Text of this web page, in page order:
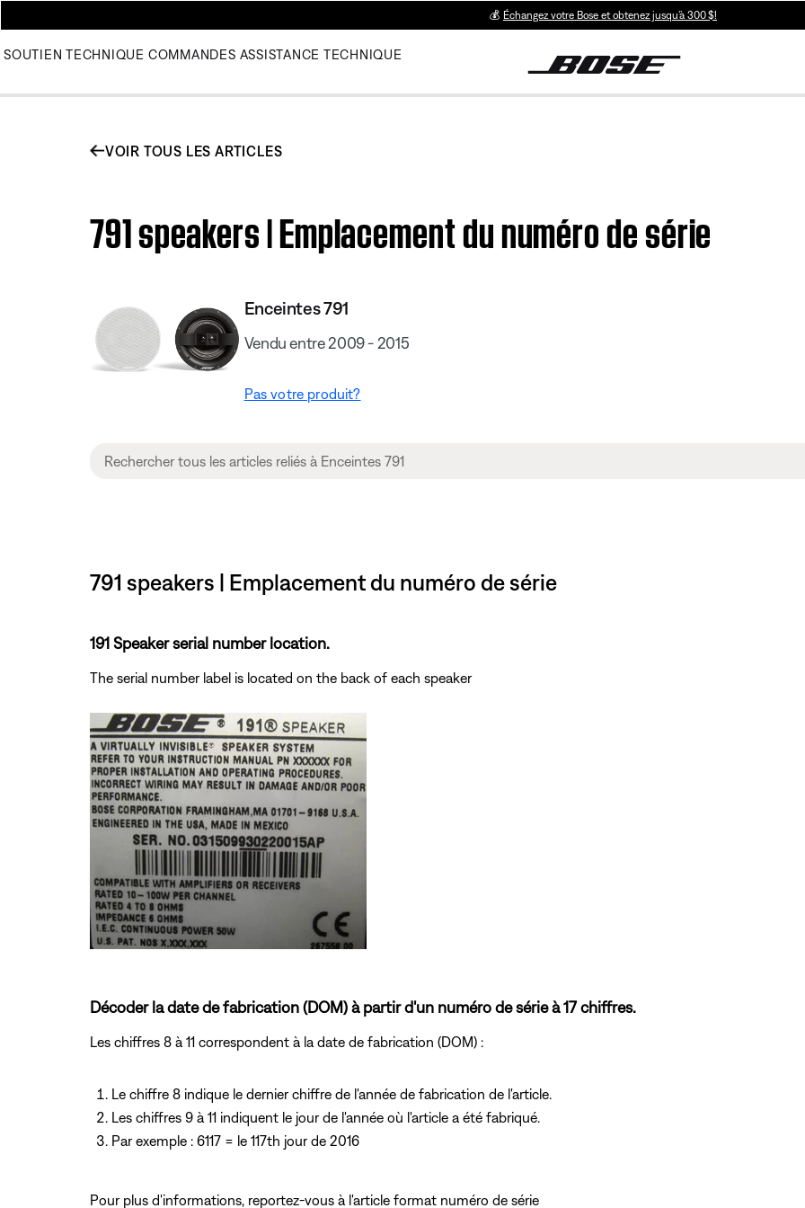
💰 Échangez votre Bose et obtenez jusqu’à 300 $!
SOUTIEN TECHNIQUE COMMANDES ASSISTANCE TECHNIQUE
VOIR TOUS LES ARTICLES
791 speakers | Emplacement du numéro de série
Enceintes 791
Vendu entre 2009 - 2015
Pas votre produit?
791 speakers | Emplacement du numéro de série
191 Speaker serial number location.
The serial number label is located on the back of each speaker
Décoder la date de fabrication (DOM) à partir d'un numéro de série à 17 chiffres.
Les chiffres 8 à 11 correspondent à la date de fabrication (DOM) :
Le chiffre 8 indique le dernier chiffre de l'année de fabrication de l'article.
Les chiffres 9 à 11 indiquent le jour de l'année où l'article a été fabriqué.
Par exemple : 6117 = le 117th jour de 2016
Pour plus d'informations, reportez-vous à l'article format numéro de série